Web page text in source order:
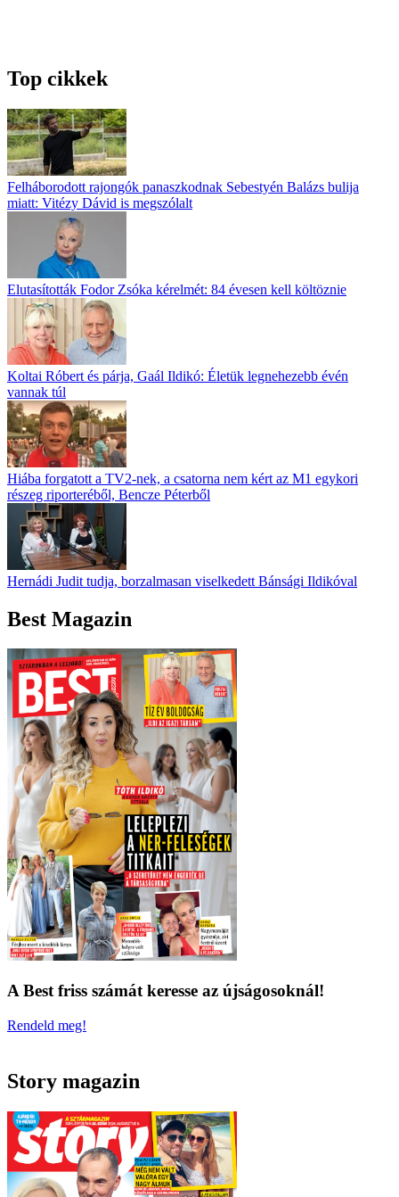
Top cikkek
Felháborodott rajongók panaszkodnak Sebestyén Balázs bulija
miatt: Vitézy Dávid is megszólalt
Elutasították Fodor Zsóka kérelmét: 84 évesen kell költöznie
Koltai Róbert és párja, Gaál Ildikó: Életük legnehezebb évén
vannak túl
Hiába forgatott a TV2-nek, a csatorna nem kért az M1 egykori
részeg riporteréből, Bencze Péterből
Hernádi Judit tudja, borzalmasan viselkedett Bánsági Ildikóval
Best Magazin
A Best friss számát keresse az újságosoknál!
Rendeld meg!
Story magazin